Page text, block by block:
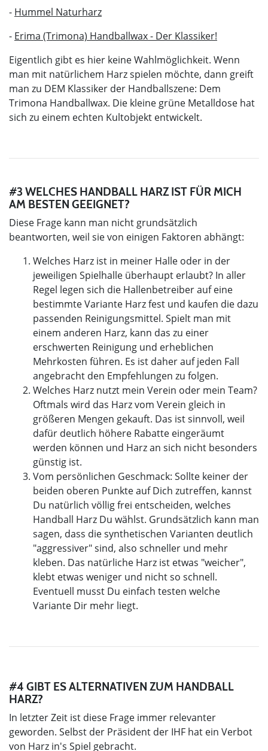
- Hummel Naturharz
- Erima (Trimona) Handballwax - Der Klassiker!
Eigentlich gibt es hier keine Wahlmöglichkeit. Wenn
man mit natürlichem Harz spielen möchte, dann greift
man zu DEM Klassiker der Handballszene: Dem
Trimona Handballwax. Die kleine grüne Metalldose hat
sich zu einem echten Kultobjekt entwickelt.
#3 WELCHES HANDBALL HARZ IST FÜR MICH
AM BESTEN GEEIGNET?
Diese Frage kann man nicht grundsätzlich
beantworten, weil sie von einigen Faktoren abhängt:
Welches Harz ist in meiner Halle oder in der
jeweiligen Spielhalle überhaupt erlaubt? In aller
Regel legen sich die Hallenbetreiber auf eine
bestimmte Variante Harz fest und kaufen die dazu
passenden Reinigungsmittel. Spielt man mit
einem anderen Harz, kann das zu einer
erschwerten Reinigung und erheblichen
Mehrkosten führen. Es ist daher auf jeden Fall
angebracht den Empfehlungen zu folgen.
Welches Harz nutzt mein Verein oder mein Team?
Oftmals wird das Harz vom Verein gleich in
größeren Mengen gekauft. Das ist sinnvoll, weil
dafür deutlich höhere Rabatte eingeräumt
werden können und Harz an sich nicht besonders
günstig ist.
Vom persönlichen Geschmack: Sollte keiner der
beiden oberen Punkte auf Dich zutreffen, kannst
Du natürlich völlig frei entscheiden, welches
Handball Harz Du wählst. Grundsätzlich kann man
sagen, dass die synthetischen Varianten deutlich
"aggressiver" sind, also schneller und mehr
kleben. Das natürliche Harz ist etwas "weicher",
klebt etwas weniger und nicht so schnell.
Eventuell musst Du einfach testen welche
Variante Dir mehr liegt.
#4 GIBT ES ALTERNATIVEN ZUM HANDBALL
HARZ?
In letzter Zeit ist diese Frage immer relevanter
geworden. Selbst der Präsident der IHF hat ein Verbot
von Harz in's Spiel gebracht.